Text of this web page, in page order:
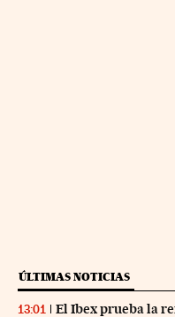
ÚLTIMAS NOTICIAS
13:01
El Ibex prueba la